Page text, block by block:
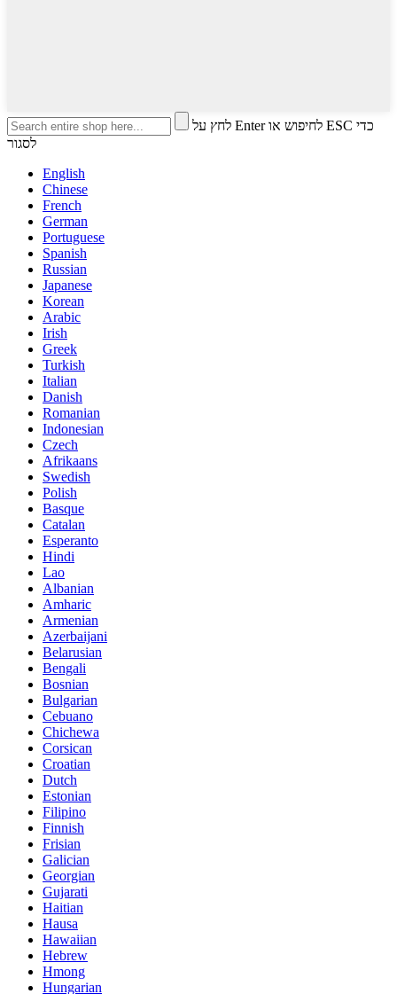
לחץ על Enter לחיפוש או ESC כדי
לסגור
English
Chinese
French
German
Portuguese
Spanish
Russian
Japanese
Korean
Arabic
Irish
Greek
Turkish
Italian
Danish
Romanian
Indonesian
Czech
Afrikaans
Swedish
Polish
Basque
Catalan
Esperanto
Hindi
Lao
Albanian
Amharic
Armenian
Azerbaijani
Belarusian
Bengali
Bosnian
Bulgarian
Cebuano
Chichewa
Corsican
Croatian
Dutch
Estonian
Filipino
Finnish
Frisian
Galician
Georgian
Gujarati
Haitian
Hausa
Hawaiian
Hebrew
Hmong
Hungarian